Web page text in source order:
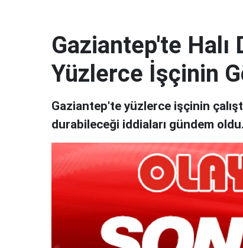
Gaziantep'te
Yüzlerce İşçinin
Gaziantep'te yüzlerce işçinin
durabileceği iddiaları gündem oldu.